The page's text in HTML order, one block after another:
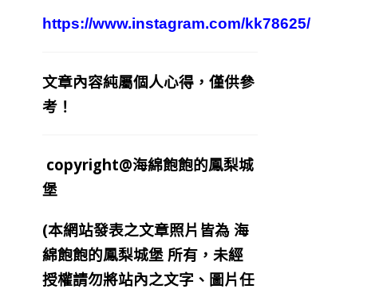
https://www.instagram.com/kk78625/
文章內容純屬個人心得，僅供參
考！
copyright@海綿飽飽的鳳梨城
堡
(本網站發表之文章照片皆為 海
綿飽飽的鳳梨城堡 所有，未經
授權請勿將站內之文字、圖片任